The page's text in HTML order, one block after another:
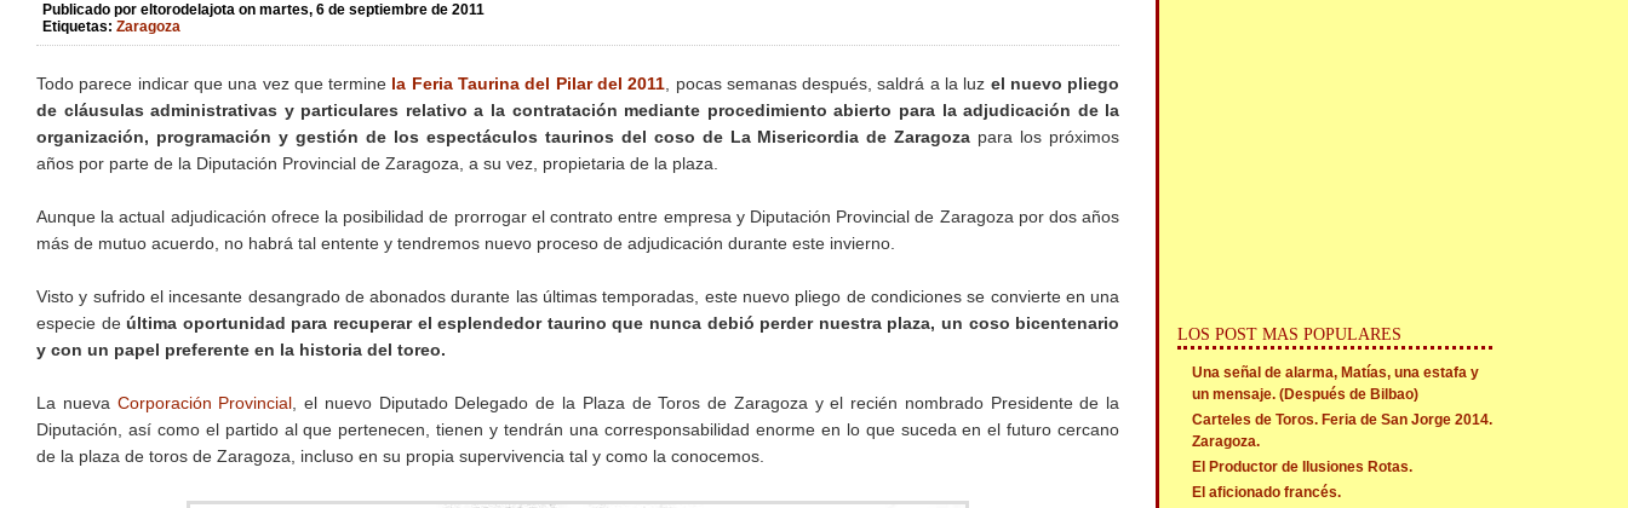
Publicado por eltorodelajota on martes, 6 de septiembre de 2011
Etiquetas: Zaragoza
Todo parece indicar que una vez que termine la Feria Taurina del Pilar del 2011 , pocas semanas después, saldrá a la luz el nuevo pliego
de cláusulas administrativas y particulares relativo a la contratación mediante procedimiento abierto para la adjudicación de la
organización, programación y gestión de los espectáculos taurinos del coso de La Misericordia de Zaragoza para los próximos
años por parte de la Diputación Provincial de Zaragoza, a su vez, propietaria de la plaza.
Aunque la actual adjudicación ofrece la posibilidad de prorrogar el contrato entre empresa y Diputación Provincial de Zaragoza por dos años
más de mutuo acuerdo, no habrá tal entente y tendremos nuevo proceso de adjudicación durante este invierno.
Visto y sufrido el incesante desangrado de abonados durante las últimas temporadas, este nuevo pliego de condiciones se convierte en una
especie deúltima oportunidad para recuperar el esplendedor taurino que nunca debió perder nuestra plaza, un coso bicentenario
y con un papel preferente en la historia del toreo.
La nueva Corporación Provincial , el nuevo Diputado Delegado de la Plaza de Toros de Zaragoza y el recién nombrado Presidente de la
Diputación, así como el partido al que pertenecen, tienen y tendrán una corresponsabilidad enorme en lo que suceda en el futuro cercano
de la plaza de toros de Zaragoza, incluso en su propia supervivencia tal y como la conocemos.
LOS POST MAS POPULARES
Una señal de alarma, Matías, una estafa y
un mensaje. (Después de Bilbao)
Carteles de Toros. Feria de San Jorge 2014.
Zaragoza.
El Productor de Ilusiones Rotas.
El aficionado francés.